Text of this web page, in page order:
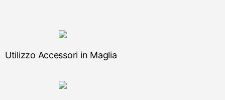
Utilizzo Accessori in Maglia